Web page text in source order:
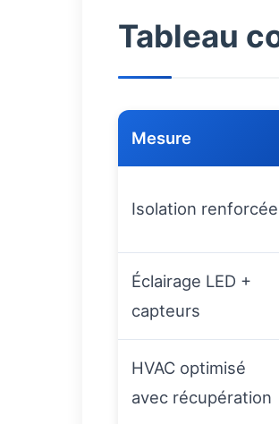
Tableau
Mesure
Isolation renforcée
Éclairage LED +
capteurs
HVAC optimisé
avec récupération